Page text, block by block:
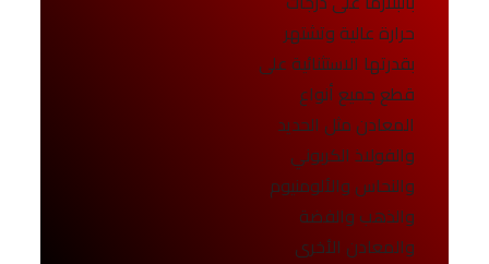
حرارة عالية وتشتهر
بقدرتها الاستثنائية على
قطع جميع أنواع
المعادن مثل الحديد
والفولاذ الكربوني
والنحاس والألومنيوم
والذهب والفضة
والمعادن الأخرى